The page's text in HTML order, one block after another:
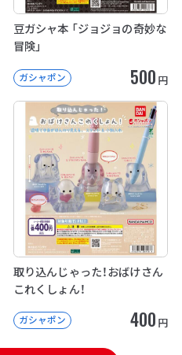
豆ガシャ本 「ジョジョの奇妙な
冒険」
ガシャポン 500 円
取り込んじゃった！おばけさん
これくしょん！
ガシャポン 400 円